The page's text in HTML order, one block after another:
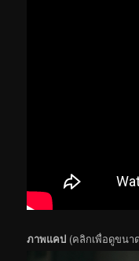
ภาพแคป (คลิกเพื่อดูขนา